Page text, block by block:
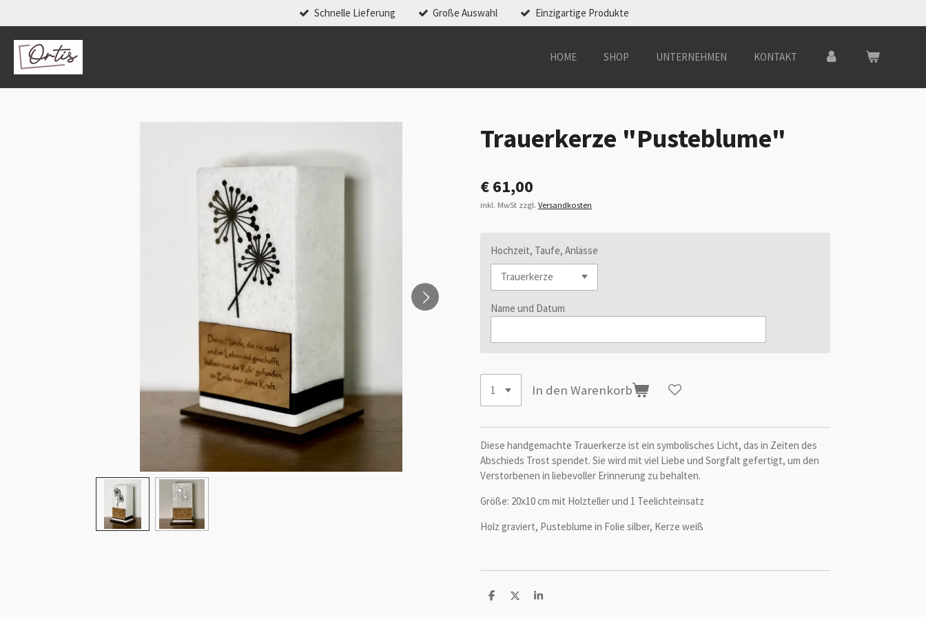
Hauptinhalt
springen
Schnelle Lieferung Große Auswahl Einzigartige Produkte
HOME SHOP UNTERNEHMEN KONTAKT
Trauerkerze "Pusteblume"
€ 61,00
inkl. MwSt zzgl. Versandkosten
Hochzeit, Taufe, Anlässe
Name und Datum
In den Warenkorb
Diese handgemachte Trauerkerze ist ein symbolisches Licht, das in Zeiten des
Abschieds Trost spendet. Sie wird mit viel Liebe und Sorgfalt gefertigt, um den
Verstorbenen in liebevoller Erinnerung zu behalten.
Größe: 20x10 cm mit Holzteller und 1 Teelichteinsatz
Holz graviert, Pusteblume in Folie silber, Kerze weiß
T
T
T